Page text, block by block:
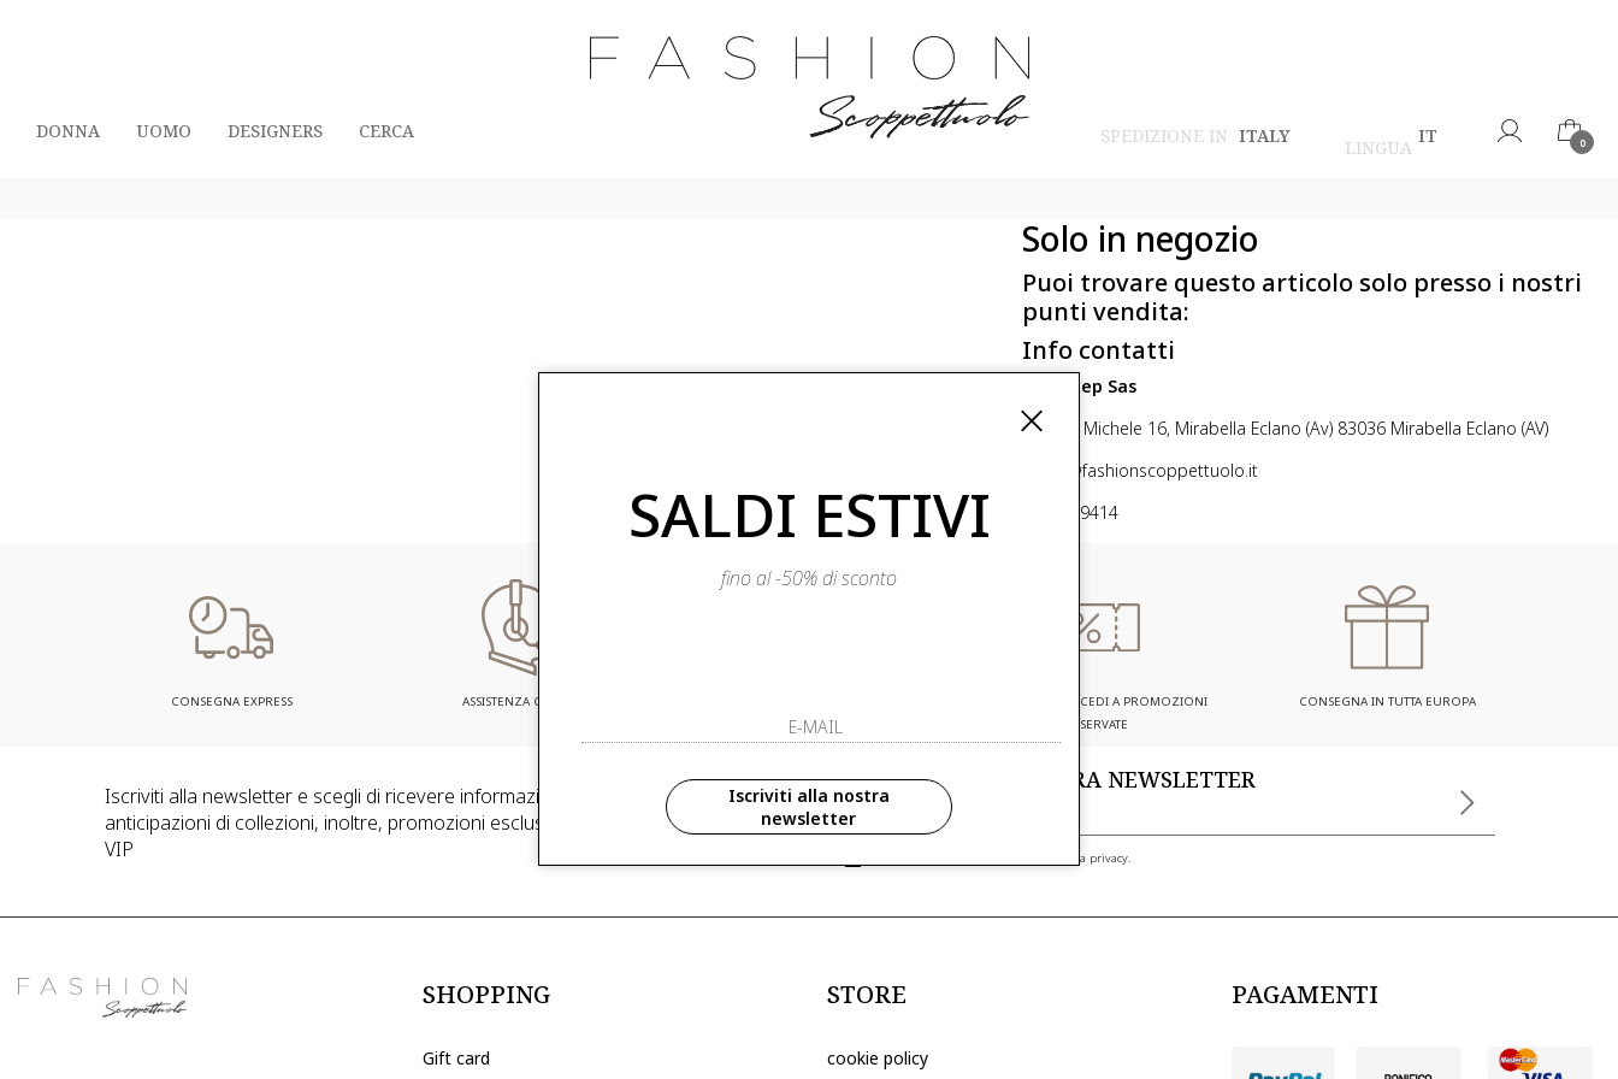
SPEDIZIONE IN ITALY
LINGUA
IT 0
DONNA UOMO DESIGNERS CERCA
Solo in negozio
Puoi trovare questo articolo solo presso i nostri
punti vendita:
Info contatti
First step Sas
Via San Michele 16, Mirabella Eclano (Av) 83036 Mirabella Eclano (AV)
ordini@fashionscoppettuolo.it
0825449414
CONSEGNA EXPRESS ASSISTENZA CLIENTI
ISCRIVITI ED ACCEDI A PROMOZIONI
RISERVATE
CONSEGNA IN TUTTA EUROPA
Iscriviti alla newsletter e scegli di ricevere informazioni in anteprima ed
anticipazioni di collezioni, inoltre, promozioni esclusive riservate ai nostri clienti
VIP
ISCRIVITI ALLA NOSTRA NEWSLETTER
ho letto ed accettato le condizioni sulla privacy.
SHOPPING
Gift card
STORE
cookie policy
PAGAMENTI
SALDI ESTIVI
fino al -50% di sconto
Iscriviti alla nostra
newsletter